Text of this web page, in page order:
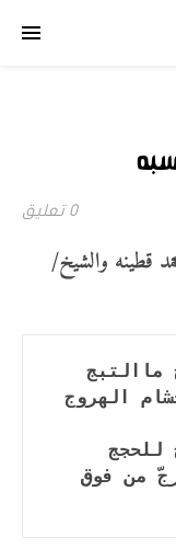
0 تعليق
قطينه والشيخ/